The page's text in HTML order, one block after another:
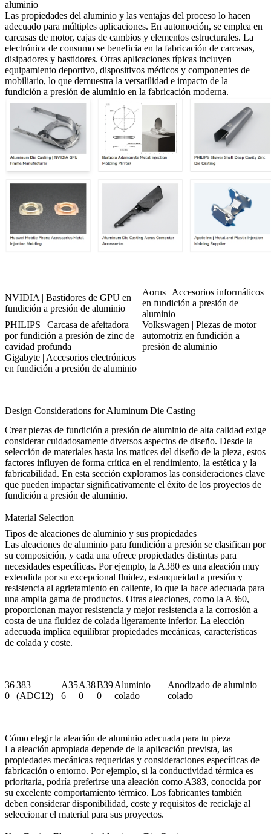
aluminio
Las propiedades del aluminio y las ventajas del proceso lo hacen
adecuado para múltiples aplicaciones. En automoción, se emplea en
carcasas de motor, cajas de cambios y elementos estructurales. La
electrónica de consumo se beneficia en la fabricación de carcasas,
disipadores y bastidores. Otras aplicaciones típicas incluyen
equipamiento deportivo, dispositivos médicos y componentes de
mobiliario, lo que demuestra la versatilidad e impacto de la
fundición a presión de aluminio en la fabricación moderna.
NVIDIA | Bastidores de GPU en
fundición a presión de aluminio
Aorus | Accesorios informáticos
en fundición a presión de
aluminio
PHILIPS | Carcasa de afeitadora
por fundición a presión de zinc de
cavidad profunda
Volkswagen | Piezas de motor
automotriz en fundición a
presión de aluminio
Gigabyte | Accesorios electrónicos
en fundición a presión de aluminio
Design Considerations for Aluminum Die Casting
Crear piezas de fundición a presión de aluminio de alta calidad exige
considerar cuidadosamente diversos aspectos de diseño. Desde la
selección de materiales hasta los matices del diseño de la pieza, estos
factores influyen de forma crítica en el rendimiento, la estética y la
fabricabilidad. En esta sección exploramos las consideraciones clave
que pueden impactar significativamente el éxito de los proyectos de
fundición a presión de aluminio.
Material Selection
Tipos de aleaciones de aluminio y sus propiedades
Las aleaciones de aluminio para fundición a presión se clasifican por
su composición, y cada una ofrece propiedades distintas para
necesidades específicas. Por ejemplo, la A380 es una aleación muy
extendida por su excepcional fluidez, estanqueidad a presión y
resistencia al agrietamiento en caliente, lo que la hace adecuada para
una amplia gama de productos. Otras aleaciones, como la A360,
proporcionan mayor resistencia y mejor resistencia a la corrosión a
costa de una fluidez de colada ligeramente inferior. La elección
adecuada implica equilibrar propiedades mecánicas, características
de colada y coste.
36
0
383
(ADC12)
A35
6
A38
0
B39
0
Aluminio
colado
Anodizado de aluminio
colado
Cómo elegir la aleación de aluminio adecuada para tu pieza
La aleación apropiada depende de la aplicación prevista, las
propiedades mecánicas requeridas y consideraciones específicas de
fabricación o entorno. Por ejemplo, si la conductividad térmica es
prioritaria, podría preferirse una aleación como A383, conocida por
su excelente comportamiento térmico. Los fabricantes también
deben considerar disponibilidad, coste y requisitos de reciclaje al
seleccionar el material para sus proyectos.